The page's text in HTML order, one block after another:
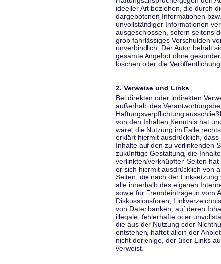
ideeller Art beziehen, die durch
dargebotenen Informationen
unvollständiger Informationen
ausgeschlossen, sofern seitens
grob fahrlässiges Verschulden
unverbindlich. Der Autor behält
gesamte Angebot ohne
löschen oder die
2. Verweise und Links
Bei direkten oder indirekten
außerhalb des
Haftungsverpflichtung
von den Inhalten Kenntnis hat
wäre, die Nutzung im Falle
erklärt hiermit ausdrücklich,
Inhalte auf den zu verlinkenden
zukünftige Gestaltung, die
verlinkten/verknüpften Seiten
er sich hiermit ausdrücklich von
Seiten, die nach der
alle innerhalb des eigenen
sowie für Fremdeinträge in vom
Diskussionsforen,
von Datenbanken, auf deren
illegale, fehlerhafte oder
die aus der Nutzung oder
entstehen, haftet allein der
nicht derjenige, der über Links
verweist.